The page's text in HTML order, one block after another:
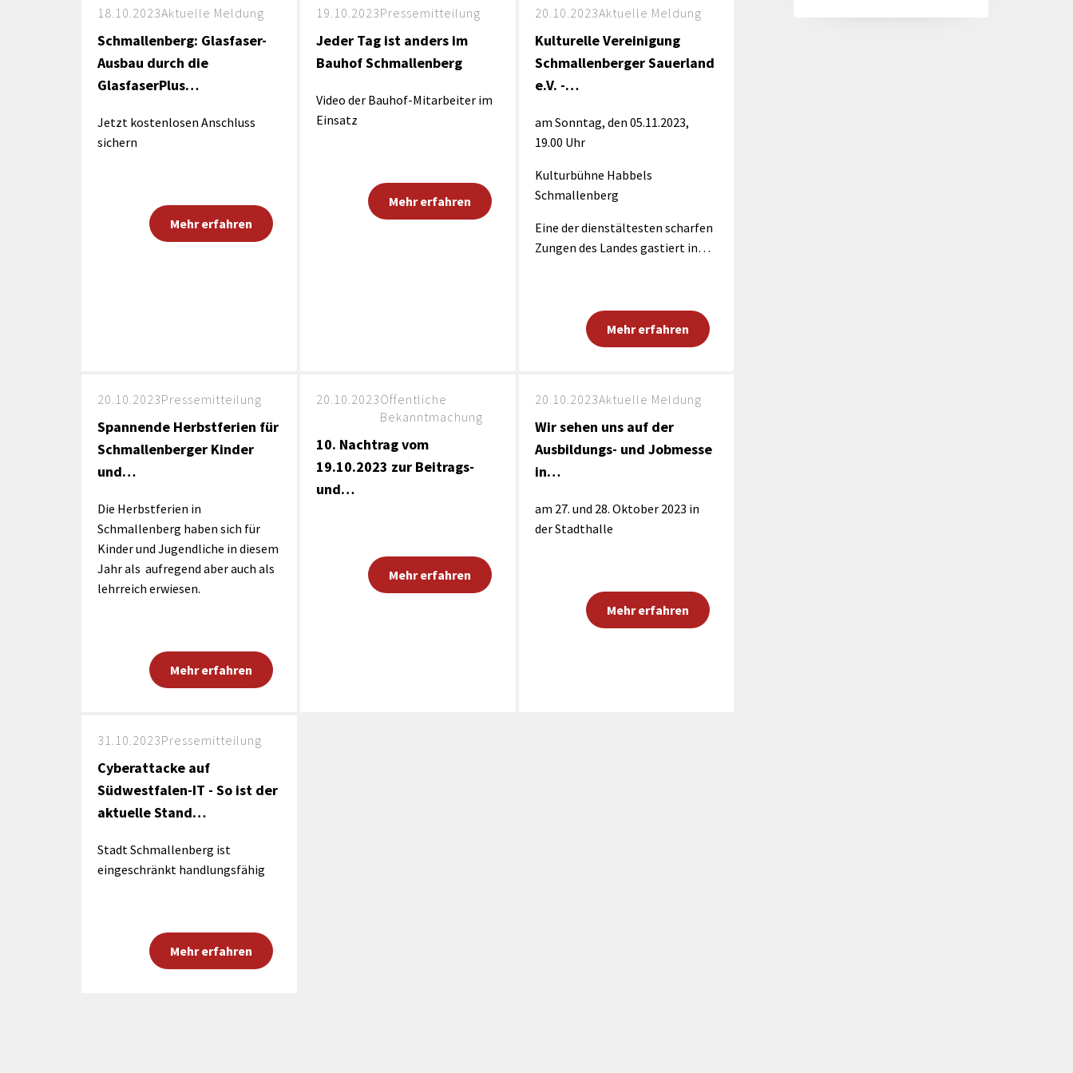
18.10.2023Aktuelle Meldung
Schmallenberg: Glasfaser-
Ausbau durch die
GlasfaserPlus…
Jetzt kostenlosen Anschluss
sichern
Mehr erfahren
19.10.2023Pressemitteilung
Jeder Tag ist anders im
Bauhof Schmallenberg
Video der Bauhof-Mitarbeiter im
Einsatz
Mehr erfahren
20.10.2023Aktuelle Meldung
Kulturelle Vereinigung
Schmallenberger Sauerland
e.V. -…
am Sonntag, den 05.11.2023,
19.00 Uhr
Kulturbühne Habbels
Schmallenberg
Eine der dienstältesten scharfen
Zungen des Landes gastiert in…
Mehr erfahren
20.10.2023Pressemitteilung
Spannende Herbstferien für
Schmallenberger Kinder
und…
Die Herbstferien in
Schmallenberg haben sich für
Kinder und Jugendliche in diesem
Jahr als aufregend aber auch als
lehrreich erwiesen.
Mehr erfahren
20.10.2023Öffentliche
Bekanntmachung
10. Nachtrag vom
19.10.2023 zur Beitrags-
und…
Mehr erfahren
20.10.2023Aktuelle Meldung
Wir sehen uns auf der
Ausbildungs- und Jobmesse
in…
am 27. und 28. Oktober 2023 in
der Stadthalle
Mehr erfahren
31.10.2023Pressemitteilung
Cyberattacke auf
Südwestfalen-IT - So ist der
aktuelle Stand…
Stadt Schmallenberg ist
eingeschränkt handlungsfähig
Mehr erfahren